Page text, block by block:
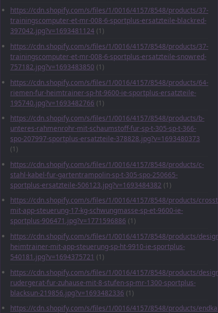
https://cdn.shopify.com/s/files/1/0016/4157/8548/products/37-
trainingscomputer-et-mr-008-6-sportplus-ersatzteile-blackred-
397042.jpg?v=1693481124 (1)
https://cdn.shopify.com/s/files/1/0016/4157/8548/products/37-
trainingscomputer-et-mr-008-6-sportplus-ersatzteile-snowred-
757182.jpg?v=1693483850 (1)
https://cdn.shopify.com/s/files/1/0016/4157/8548/products/64-
riemen-fur-heimtrainer-sp-ht-9600-ie-sportplus-ersatzteile-
195740.jpg?v=1693482766 (1)
https://cdn.shopify.com/s/files/1/0016/4157/8548/products/b-
unteres-rahmenrohr-mit-schaumstoff-fur-sp-t-305-sp-t-366-
spo-207997-sportplus-ersatzteile-378828.jpg?v=1693480373
(1)
https://cdn.shopify.com/s/files/1/0016/4157/8548/products/c-
stahl-kabel-fur-gartentrampolin-sp-t-305-spo-250665-
sportplus-ersatzteile-506123.jpg?v=1693484382 (1)
https://cdn.shopify.com/s/files/1/0016/4157/8548/products/
mit-app-steuerung-17-kg-schwungmasse-sp-et-9600-ie-
sportplus-906471.jpg?v=1771596886 (1)
https://cdn.shopify.com/s/files/1/0016/4157/8548/products/
heimtrainer-mit-app-steuerung-sp-ht-9910-ie-sportplus-
540181.jpg?v=1694375721 (1)
https://cdn.shopify.com/s/files/1/0016/4157/8548/products/
rudergerat-fur-zuhause-mit-8-stufen-sp-mr-1300-sportplus-
blacksun-219856.jpg?v=1693482336 (1)
https://cdn.shopify.com/s/files/1/0016/4157/8548/products/